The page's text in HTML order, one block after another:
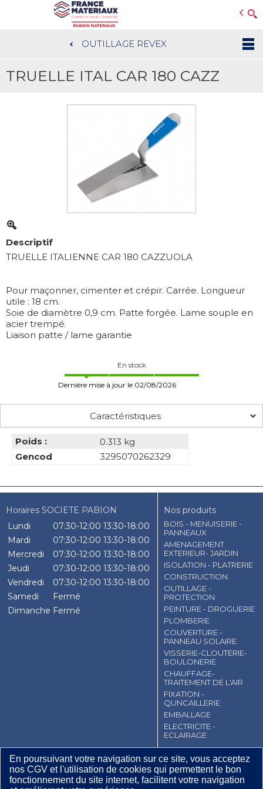
En poursuivant votre navigation sur ce site, vous acceptez
nos CGV et l'utilisation de cookies qui permettent le bon
fonctionnement du site internet, facilitent votre navigation
au
contenu
OUTILLAGE REVEX
TRUELLE ITAL CAR 180 CAZZ
Descriptif
TRUELLE ITALIENNE CAR 180 CAZZUOLA
Pour maçonner, cimenter et crépir. Carrée. Longueur
utile : 18 cm.
Soie de diamètre 0,9 cm. Patte forgée. Lame souple en
acier trempé.
Liaison patte / lame garantie
En stock
Dernière mise à jour le 02/08/2026
Caractéristiques
Poids :
0.313 kg
Gencod
3295070262329
Horaires SOCIETE PABION
Lundi
07:30-12:00 13:30-18:00
Mardi
07:30-12:00 13:30-18:00
Mercredi
07:30-12:00 13:30-18:00
Jeudi
07:30-12:00 13:30-18:00
Vendredi
07:30-12:00 13:30-18:00
Samedi
Fermé
Dimanche Fermé
Nos produits
BOIS - MENUISERIE -
PANNEAUX
AMENAGEMENT
EXTERIEUR- JARDIN
ISOLATION - PLATRERIE
CONSTRUCTION
OUTILLAGE -
PROTECTION
PEINTURE - DROGUERIE
PLOMBERIE
COUVERTURE -
PANNEAU SOLAIRE
VISSERIE-CLOUTERIE-
BOULONERIE
CHAUFFAGE-
TRAITEMENT DE L'AIR
FIXATION -
QUNCAILLERIE
EMBALLAGE
ELECTRICITE -
ECLAIRAGE
CGV Contact
Mentions légales
Plan du site